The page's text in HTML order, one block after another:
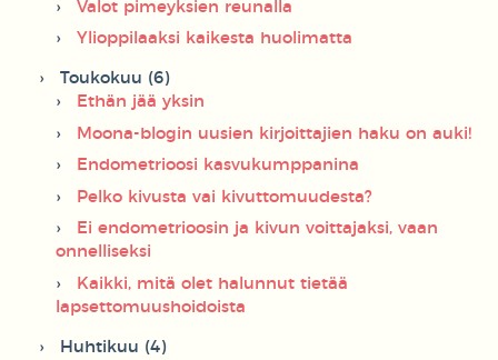
Valot pimeyksien reunalla
Ylioppilaaksi kaikesta huolimatta
Toukokuu (6)
Ethän jää yksin
Moona-blogin uusien kirjoittajien haku on auki!
Endometrioosi kasvukumppanina
Pelko kivusta vai kivuttomuudesta?
Ei endometrioosin ja kivun voittajaksi, vaan
onnelliseksi
Kaikki, mitä olet halunnut tietää
lapsettomuushoidoista
Huhtikuu (4)